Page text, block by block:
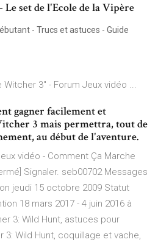
set de l'Ecole de la Vipère
- Trucs et astuces - Guide
3" - Forum Jeux vidéo ...
gagner facilement et
3 mais permettra, tout de
au début de l'aventure.
vidéo - Comment Ça Marche
Signaler. seb00702 Messages
jeudi 15 octobre 2009 Statut
18 mars 2017 - 4 juin 2016 à
3: Wild Hunt, astuces pour
3: Wild Hunt, coquillage et vache,